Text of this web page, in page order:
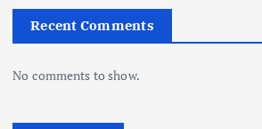
a
Recent Comments
No comments to show.